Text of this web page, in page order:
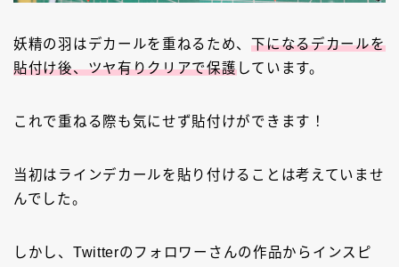
妖精の羽はデカールを重ねるため、下になるデカールを
貼付け後、ツヤ有りクリアで保護しています。
これで重ねる際も気にせず貼付けができます！
当初はラインデカールを貼り付けることは考えていませ
んでした。
しかし、Twitterのフォロワーさんの作品からインスピ